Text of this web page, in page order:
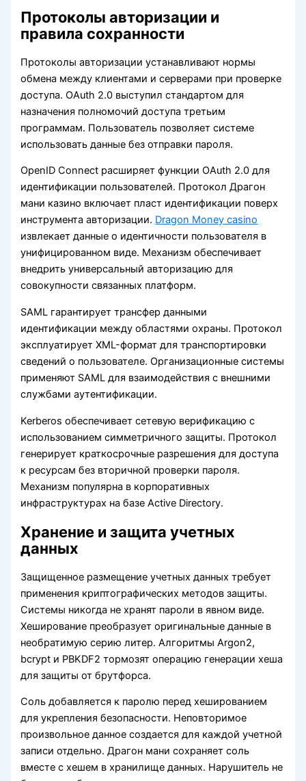
Протоколы авторизации и
правила сохранности
Протоколы авторизации устанавливают нормы
обмена между клиентами и серверами при проверке
доступа. OAuth 2.0 выступил стандартом для
назначения полномочий доступа третьим
программам. Пользователь позволяет системе
использовать данные без отправки пароля.
OpenID Connect расширяет функции OAuth 2.0 для
идентификации пользователей. Протокол Драгон
мани казино включает пласт идентификации поверх
инструмента авторизации. Dragon Money casino
извлекает данные о идентичности пользователя в
унифицированном виде. Механизм обеспечивает
внедрить универсальный авторизацию для
совокупности связанных платформ.
SAML гарантирует трансфер данными
идентификации между областями охраны. Протокол
эксплуатирует XML-формат для транспортировки
сведений о пользователе. Организационные системы
применяют SAML для взаимодействия с внешними
службами аутентификации.
Kerberos обеспечивает сетевую верификацию с
использованием симметричного защиты. Протокол
генерирует краткосрочные разрешения для доступа
к ресурсам без вторичной проверки пароля.
Механизм популярна в корпоративных
инфраструктурах на базе Active Directory.
Хранение и защита учетных
данных
Защищенное размещение учетных данных требует
применения криптографических методов защиты.
Системы никогда не хранят пароли в явном виде.
Хеширование преобразует оригинальные данные в
необратимую серию литер. Алгоритмы Argon2,
bcrypt и PBKDF2 тормозят операцию генерации хеша
для защиты от брутфорса.
Соль добавляется к паролю перед хешированием
для укрепления безопасности. Неповторимое
произвольное данное создается для каждой учетной
записи отдельно. Драгон мани сохраняет соль
вместе с хешем в хранилище данных. Нарушитель не